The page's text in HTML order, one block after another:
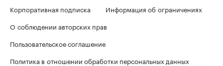
Корпоративная подписка
Информация об ограничениях
О соблюдении авторских прав
Пользовательское соглашение
Политика в отношении обработки персональных данных